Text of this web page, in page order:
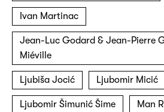
Ivan Martinac
Jean-Luc Godard & Jean-Pierre
Miéville
Ljubiša Jocić Ljubomir Micić
Ljubomir Šimunić Šime Man